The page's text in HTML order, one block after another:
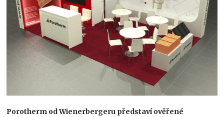
Porotherm od Wienerbergeru představí ověřené